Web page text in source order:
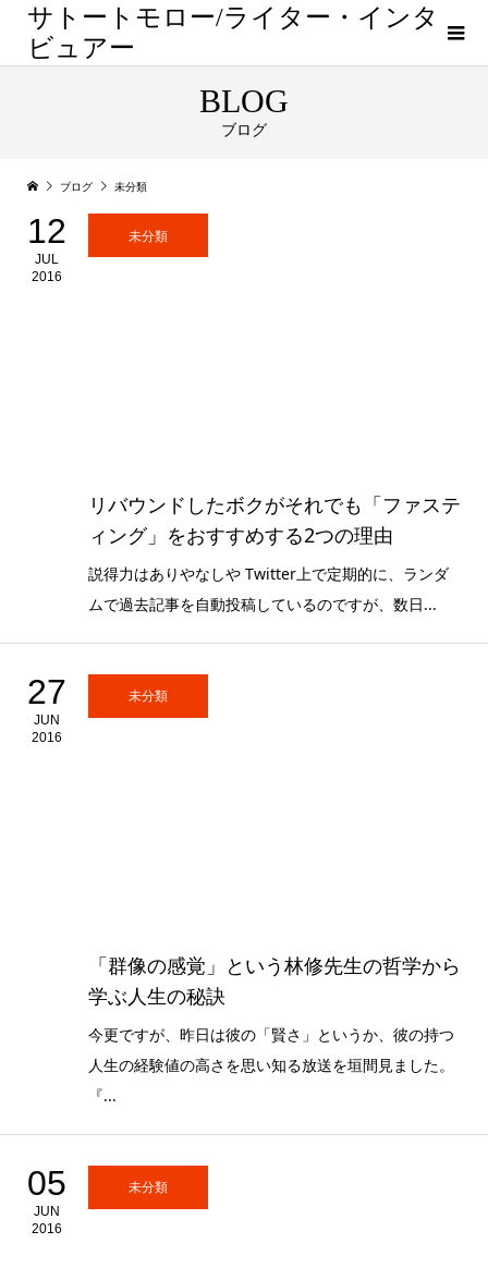
サトートモロー/ライター・インタ
ビュアー
BLOG
ブログ
ブログ 未分類
12
JUL
2016
未分類
リバウンドしたボクがそれでも「ファステ
ィング」をおすすめする2つの理由
説得力はありやなしや Twitter上で定期的に、ランダ
ムで過去記事を自動投稿しているのですが、数日...
27
JUN
2016
未分類
「群像の感覚」という林修先生の哲学から
学ぶ人生の秘訣
今更ですが、昨日は彼の「賢さ」というか、彼の持つ
人生の経験値の高さを思い知る放送を垣間見ました。
『...
05
JUN
2016
未分類